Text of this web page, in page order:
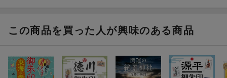
この商品を買った人が興味のある商品